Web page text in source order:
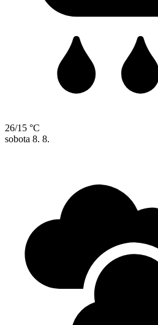
26/15 °C
sobota 8. 8.